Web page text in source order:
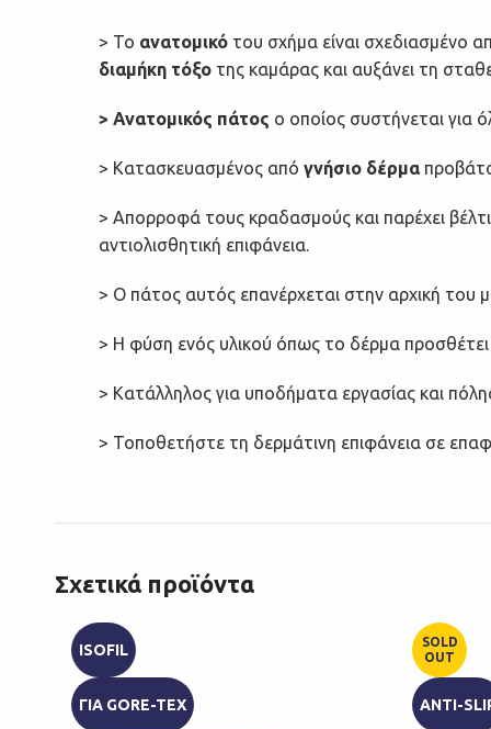
> Το ανατομικό του σχήμα είναι σχεδιασμένο
διαμήκη τόξο της καμάρας και αυξάνει τη
> Ανατομικός πάτος ο οποίος συστήνεται για
> Κατασκευασμένος από γνήσιο δέρμα
> Απορροφά τους κραδασμούς και παρέχει
αντιολισθητική επιφάνεια.
> Ο πάτος αυτός επανέρχεται στην αρχική του
> Η φύση ενός υλικού όπως το δέρμα
> Κατάλληλος για υποδήματα εργασίας και
> Τοποθετήστε τη δερμάτινη επιφάνεια σε
Σχετικά προϊόντα
ISOFIL
ΓΙΑ GORE-TEX
SOLD
OUT
ANTI-